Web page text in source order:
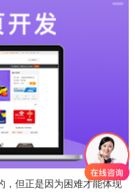
，但正是因为困难才能体现